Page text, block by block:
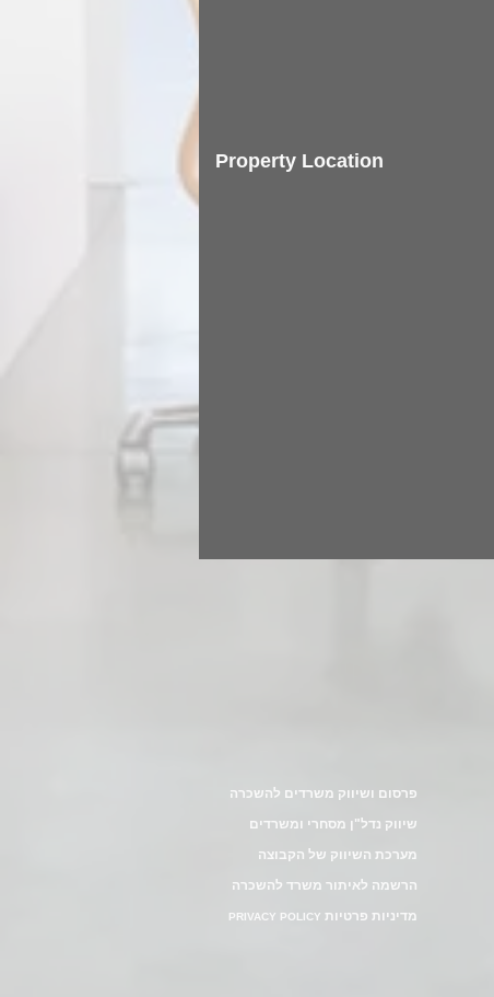
Property Location
פרסום ושיווק משרדים להשכרה
שיווק נדל"ן מסחרי ומשרדים
מערכת השיווק של הקבוצה
הרשמה לאיתור משרד להשכרה
מדיניות פרטיות PRIVACY POLICY